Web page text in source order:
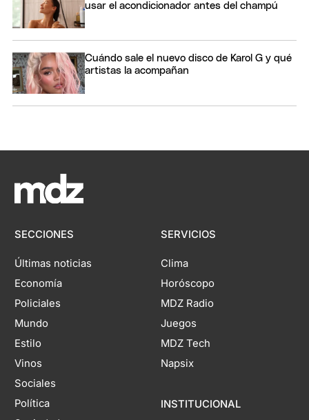
usar el acondicionador antes del champú
Cuándo sale el nuevo disco de Karol G y qué
artistas la acompañan
SECCIONES
Últimas noticias
Economía
Policiales
Mundo
Estilo
Vinos
Sociales
Política
SERVICIOS
Clima
Horóscopo
MDZ Radio
Juegos
MDZ Tech
Napsix
INSTITUCIONAL